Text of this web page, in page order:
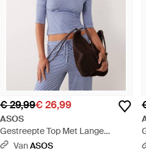
€ 29,99€ 26,99
ASOS
Gestreepte Top Met Lange
Mouwen En Strikdetail, Deel Van
VanASOS